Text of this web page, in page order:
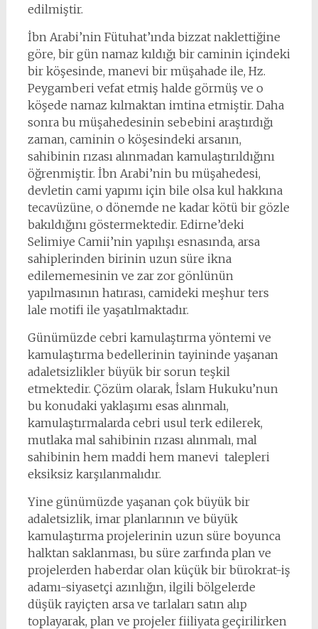
edilmiştir.
İbn Arabi’nin Fütuhat’ında bizzat naklettiğine
göre, bir gün namaz kıldığı bir caminin içindeki
bir köşesinde, manevi bir müşahade ile, Hz.
Peygamberi vefat etmiş halde görmüş ve o
köşede namaz kılmaktan imtina etmiştir. Daha
sonra bu müşahedesinin sebebini araştırdığı
zaman, caminin o köşesindeki arsanın,
sahibinin rızası alınmadan kamulaştırıldığını
öğrenmiştir. İbn Arabi’nin bu müşahedesi,
devletin cami yapımı için bile olsa kul hakkına
tecavüzüne, o dönemde ne kadar kötü bir gözle
bakıldığını göstermektedir. Edirne’deki
Selimiye Camii’nin yapılışı esnasında, arsa
sahiplerinden birinin uzun süre ikna
edilememesinin ve zar zor gönlünün
yapılmasının hatırası, camideki meşhur ters
lale motifi ile yaşatılmaktadır.
Günümüzde cebri kamulaştırma yöntemi ve
kamulaştırma bedellerinin tayininde yaşanan
adaletsizlikler büyük bir sorun teşkil
etmektedir. Çözüm olarak, İslam Hukuku’nun
bu konudaki yaklaşımı esas alınmalı,
kamulaştırmalarda cebri usul terk edilerek,
mutlaka mal sahibinin rızası alınmalı, mal
sahibinin hem maddi hem manevi talepleri
eksiksiz karşılanmalıdır.
Yine günümüzde yaşanan çok büyük bir
adaletsizlik, imar planlarının ve büyük
kamulaştırma projelerinin uzun süre boyunca
halktan saklanması, bu süre zarfında plan ve
projelerden haberdar olan küçük bir bürokrat-iş
adamı-siyasetçi azınlığın, ilgili bölgelerde
düşük rayiçten arsa ve tarlaları satın alıp
toplayarak, plan ve projeler fiiliyata geçirilirken